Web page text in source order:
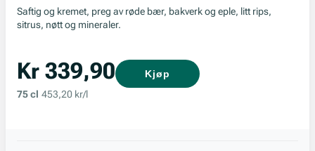
Saftig og kremet, preg av røde bær, bakverk og eple, litt rips,
sitrus, nøtt og mineraler.
Kr 339,90
75 cl 453,20 kr/l
Kjøp